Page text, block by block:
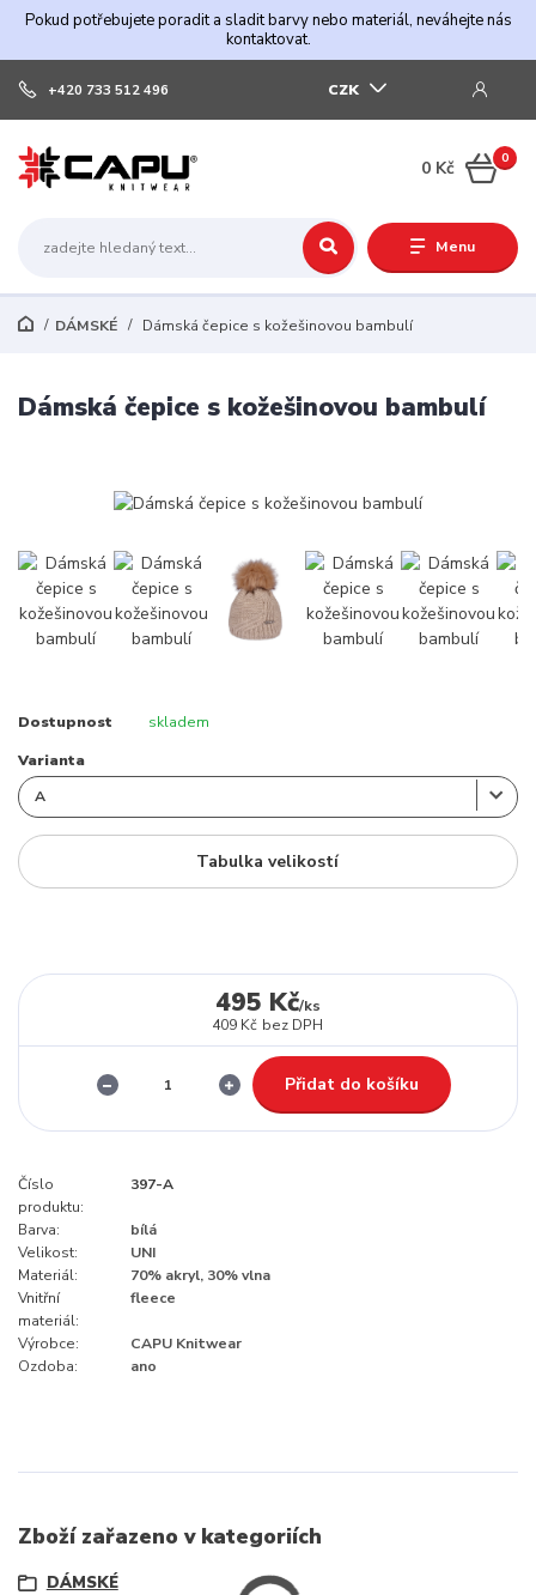
Pokud potřebujete poradit a sladit barvy nebo materiál, neváhejte nás
kontaktovat.
Menu
CZK
+420 733 512 496
0
0 Kč
DÁMSKÉ Dámská čepice s kožešinovou bambulí
Dámská čepice s kožešinovou bambulí
Dostupnost skladem
Varianta
Tabulka velikostí
495 Kč/ks
409 Kč bez DPH
Přidat do košíku
Číslo
produktu:
397-A
Barva:
bílá
Velikost:
UNI
Materiál:
70% akryl, 30% vlna
Vnitřní
materiál:
fleece
Výrobce:
CAPU Knitwear
Ozdoba:
ano
Zboží zařazeno v kategoriích
DÁMSKÉ